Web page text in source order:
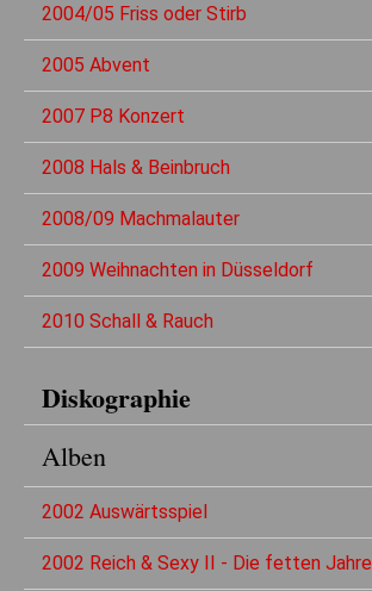
2004/05 Friss oder Stirb
2005 Abvent
2007 P8 Konzert
2008 Hals & Beinbruch
2008/09 Machmalauter
2009 Weihnachten in Düsseldorf
2010 Schall & Rauch
Diskographie
Alben
2002 Auswärtsspiel
2002 Reich & Sexy II - Die fetten Jahre